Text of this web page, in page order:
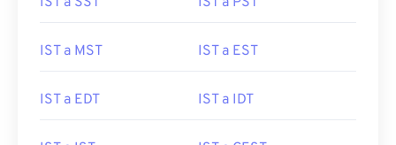
IST a MST IST a EST
IST a EDT IST a IDT